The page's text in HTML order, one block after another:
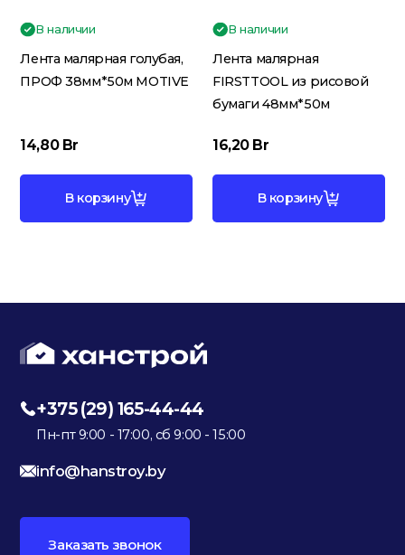
В наличии
Лента малярная голубая,
ПРОФ 38мм*50м MOTIVE
14,80 Br
В корзину
В наличии
Лента малярная
FIRSTTOOL из рисовой
бумаги 48мм*50м
16,20 Br
В корзину
+375 (29) 165-44-44
Пн-пт 9:00 - 17:00, сб 9:00 - 15:00
info@hanstroy.by
Заказать звонок